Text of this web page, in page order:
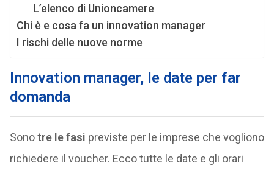
L’elenco di Unioncamere
Chi è e cosa fa un innovation manager
I rischi delle nuove norme
Innovation manager, le date per far
domanda
Sonotre le fasi previste per le imprese che vogliono
richiedere il voucher. Ecco tutte le date e gli orari